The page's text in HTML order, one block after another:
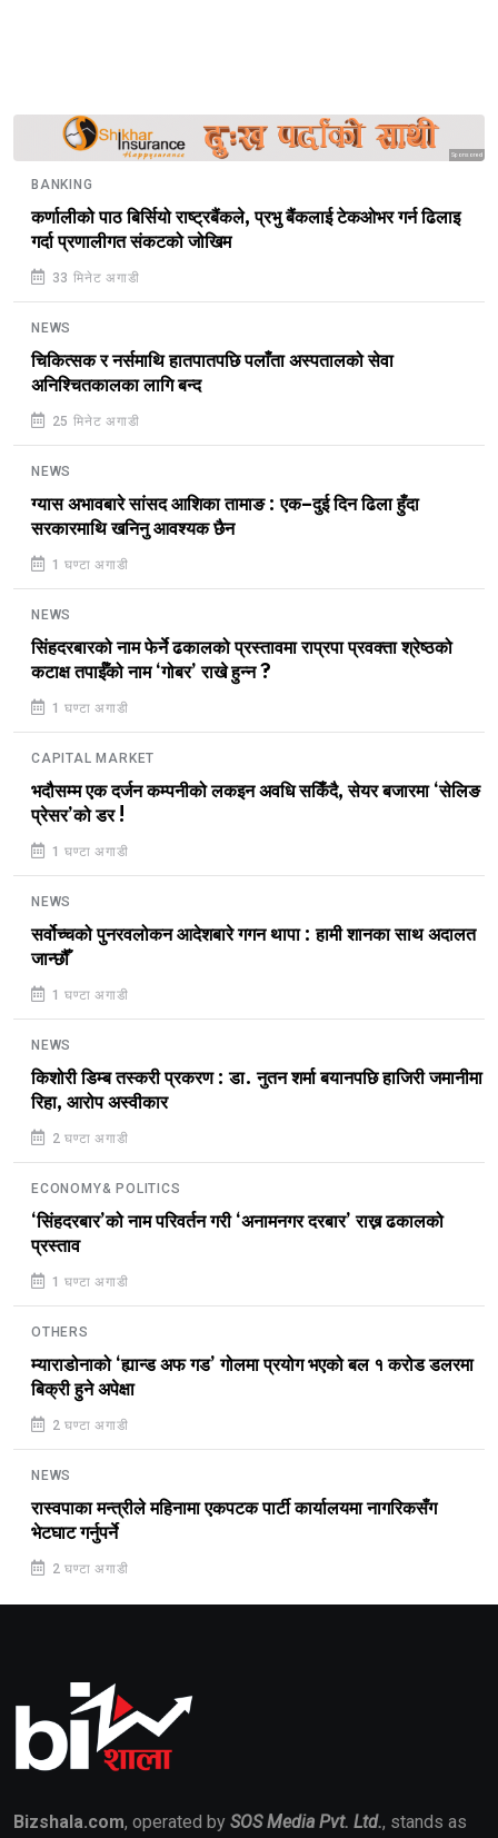
Sponsored
BANKING
कर्णालीको पाठ बिर्सियो राष्ट्रबैंकले, प्रभु बैंकलाई टेकओभर गर्न ढिलाइ
गर्दा प्रणालीगत संकटको जोखिम
33 मिनेट अगाडी
NEWS
चिकित्सक र नर्समाथि हातपातपछि पलाँता अस्पतालको सेवा
अनिश्चितकालका लागि बन्द
25 मिनेट अगाडी
NEWS
ग्यास अभावबारे सांसद आशिका तामाङ : एक–दुई दिन ढिला हुँदा
सरकारमाथि खनिनु आवश्यक छैन
1 घण्टा अगाडी
NEWS
सिंहदरबारको नाम फेर्ने ढकालको प्रस्तावमा राप्रपा प्रवक्ता श्रेष्ठको
कटाक्ष तपाईँको नाम ‘गोबर’ राखे हुन्न ?
1 घण्टा अगाडी
CAPITAL MARKET
भदौसम्म एक दर्जन कम्पनीको लकइन अवधि सकिँदै, सेयर बजारमा ‘सेलिङ
प्रेसर’को डर !
1 घण्टा अगाडी
NEWS
सर्वोच्चको पुनरवलोकन आदेशबारे गगन थापा : हामी शानका साथ अदालत
जान्छौँ
1 घण्टा अगाडी
NEWS
किशोरी डिम्ब तस्करी प्रकरण : डा. नुतन शर्मा बयानपछि हाजिरी जमानीमा
रिहा, आरोप अस्वीकार
2 घण्टा अगाडी
ECONOMY& POLITICS
‘सिंहदरबार’को नाम परिवर्तन गरी ‘अनामनगर दरबार’ राख्न ढकालको
प्रस्ताव
1 घण्टा अगाडी
OTHERS
म्याराडोनाको ‘ह्यान्ड अफ गड’ गोलमा प्रयोग भएको बल १ करोड डलरमा
बिक्री हुने अपेक्षा
2 घण्टा अगाडी
NEWS
रास्वपाका मन्त्रीले महिनामा एकपटक पार्टी कार्यालयमा नागरिकसँग
भेटघाट गर्नुपर्ने
2 घण्टा अगाडी
Bizshala.com, operated by SOS Media Pvt. Ltd., stands as